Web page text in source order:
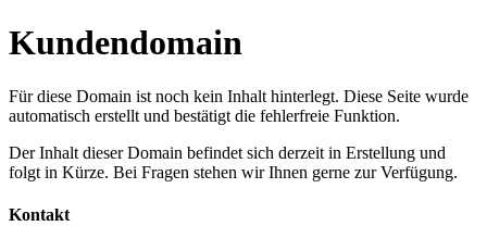
Kundendomain
Für diese Domain ist noch kein Inhalt hinterlegt. Diese Seite wurde
automatisch erstellt und bestätigt die fehlerfreie Funktion.
Der Inhalt dieser Domain befindet sich derzeit in Erstellung und
folgt in Kürze. Bei Fragen stehen wir Ihnen gerne zur Verfügung.
Kontakt